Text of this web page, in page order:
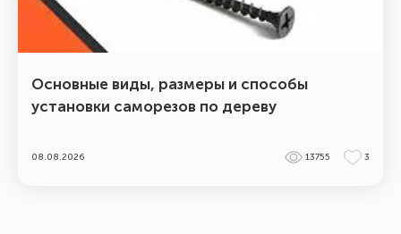
Основные виды, размеры и способы
установки саморезов по дереву
08.08.2026 13755 3